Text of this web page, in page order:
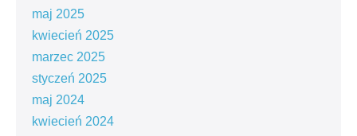
maj 2025
kwiecień 2025
marzec 2025
styczeń 2025
maj 2024
kwiecień 2024